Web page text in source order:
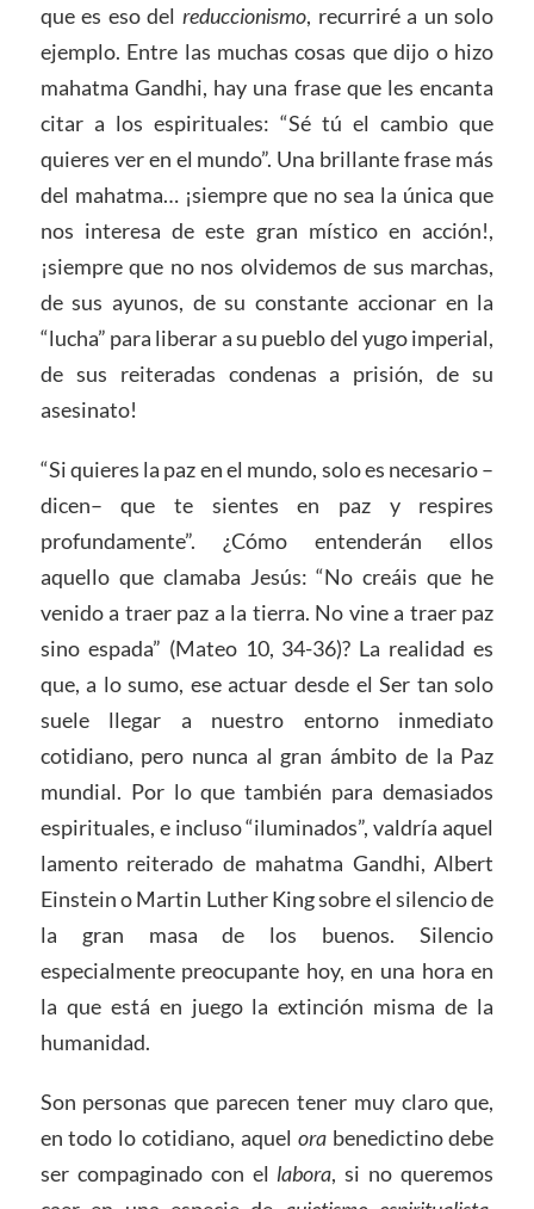
que es eso del reduccionismo, recurriré a un solo
ejemplo. Entre las muchas cosas que dijo o hizo
mahatma Gandhi, hay una frase que les encanta
citar a los espirituales: “Sé tú el cambio que
quieres ver en el mundo”. Una brillante frase más
del mahatma… ¡siempre que no sea la única que
nos interesa de este gran místico en acción!,
¡siempre que no nos olvidemos de sus marchas,
de sus ayunos, de su constante accionar en la
“lucha” para liberar a su pueblo del yugo imperial,
de sus reiteradas condenas a prisión, de su
asesinato!
“Si quieres la paz en el mundo, solo es necesario –
dicen– que te sientes en paz y respires
profundamente”. ¿Cómo entenderán ellos
aquello que clamaba Jesús: “No creáis que he
venido a traer paz a la tierra. No vine a traer paz
sino espada” (Mateo 10, 34-36)? La realidad es
que, a lo sumo, ese actuar desde el Ser tan solo
suele llegar a nuestro entorno inmediato
cotidiano, pero nunca al gran ámbito de la Paz
mundial. Por lo que también para demasiados
espirituales, e incluso “iluminados”, valdría aquel
lamento reiterado de mahatma Gandhi, Albert
Einstein o Martin Luther King sobre el silencio de
la gran masa de los buenos. Silencio
especialmente preocupante hoy, en una hora en
la que está en juego la extinción misma de la
humanidad.
Son personas que parecen tener muy claro que,
en todo lo cotidiano, aquel orabenedictino debe
ser compaginado con el labora, si no queremos